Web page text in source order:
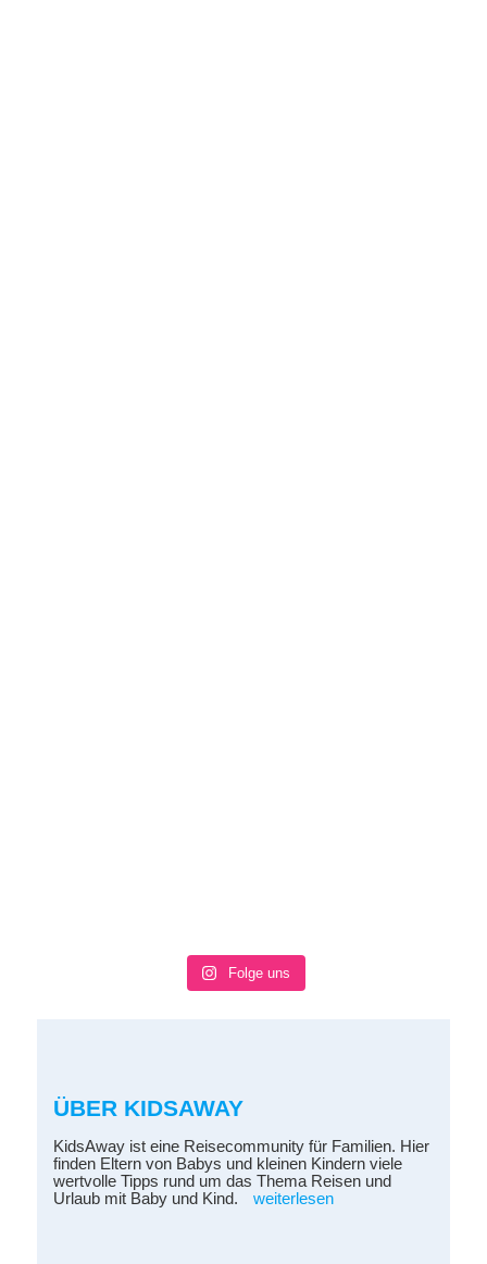
Folge uns
ÜBER KIDSAWAY
KidsAway ist eine Reisecommunity für Familien. Hier
finden Eltern von Babys und kleinen Kindern viele
wertvolle Tipps rund um das Thema Reisen und
Urlaub mit Baby und Kind.
weiterlesen